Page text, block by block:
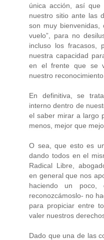
única acción, así
nuestro sitio ante las
son muy bienvenidas,
vuelo”, para no
incluso los fracasos,
nuestra capacidad
en el frente que se
nuestro reconocimiento.
En definitiva, se
interno dentro de
el saber mirar a largo
menos, mejor que
O sea, que esto es
dando todos en el
Radical Libre,
en general que nos
haciendo un poco,
reconozcámoslo- no
para propiciar entre
valer nuestros
Dado que una de las